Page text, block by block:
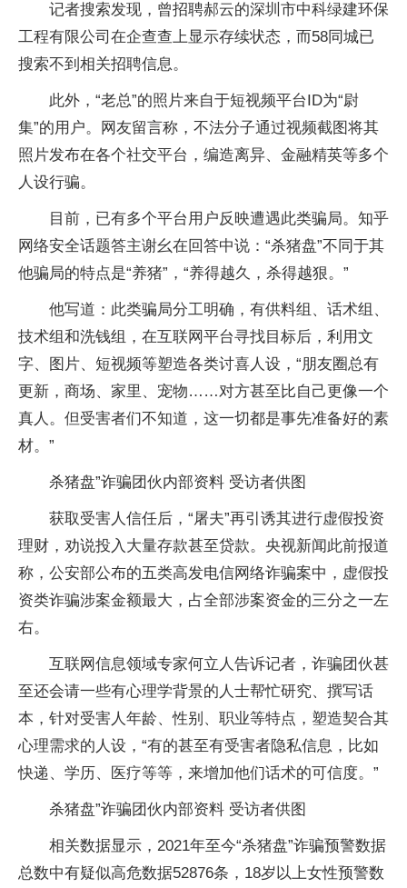
记者搜索发现，曾招聘郝云的深圳市中科绿建环保
工程有限公司在企查查上显示存续状态，而58同城已
搜索不到相关招聘信息。
此外，“老总”的照片来自于短视频平台ID为“尉
集”的用户。网友留言称，不法分子通过视频截图将其
照片发布在各个社交平台，编造离异、金融精英等多个
人设行骗。
目前，已有多个平台用户反映遭遇此类骗局。知乎
网络安全话题答主谢幺在回答中说：“杀猪盘”不同于其
他骗局的特点是“养猪”，“养得越久，杀得越狠。”
他写道：此类骗局分工明确，有供料组、话术组、
技术组和洗钱组，在互联网平台寻找目标后，利用文
字、图片、短视频等塑造各类讨喜人设，“朋友圈总有
更新，商场、家里、宠物……对方甚至比自己更像一个
真人。但受害者们不知道，这一切都是事先准备好的素
材。”
杀猪盘”诈骗团伙内部资料 受访者供图
获取受害人信任后，“屠夫”再引诱其进行虚假投资
理财，劝说投入大量存款甚至贷款。央视新闻此前报道
称，公安部公布的五类高发电信网络诈骗案中，虚假投
资类诈骗涉案金额最大，占全部涉案资金的三分之一左
右。
互联网信息领域专家何立人告诉记者，诈骗团伙甚
至还会请一些有心理学背景的人士帮忙研究、撰写话
本，针对受害人年龄、性别、职业等特点，塑造契合其
心理需求的人设，“有的甚至有受害者隐私信息，比如
快递、学历、医疗等等，来增加他们话术的可信度。”
杀猪盘”诈骗团伙内部资料 受访者供图
相关数据显示，2021年至今“杀猪盘”诈骗预警数据
总数中有疑似高危数据52876条，18岁以上女性预警数